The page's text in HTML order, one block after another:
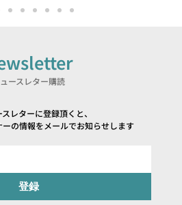
ースレター購読
レターに登録頂くと、
の情報をメールでお知らせします
登録